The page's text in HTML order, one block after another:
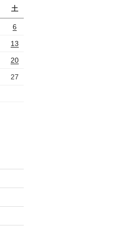
土
6
13
20
27